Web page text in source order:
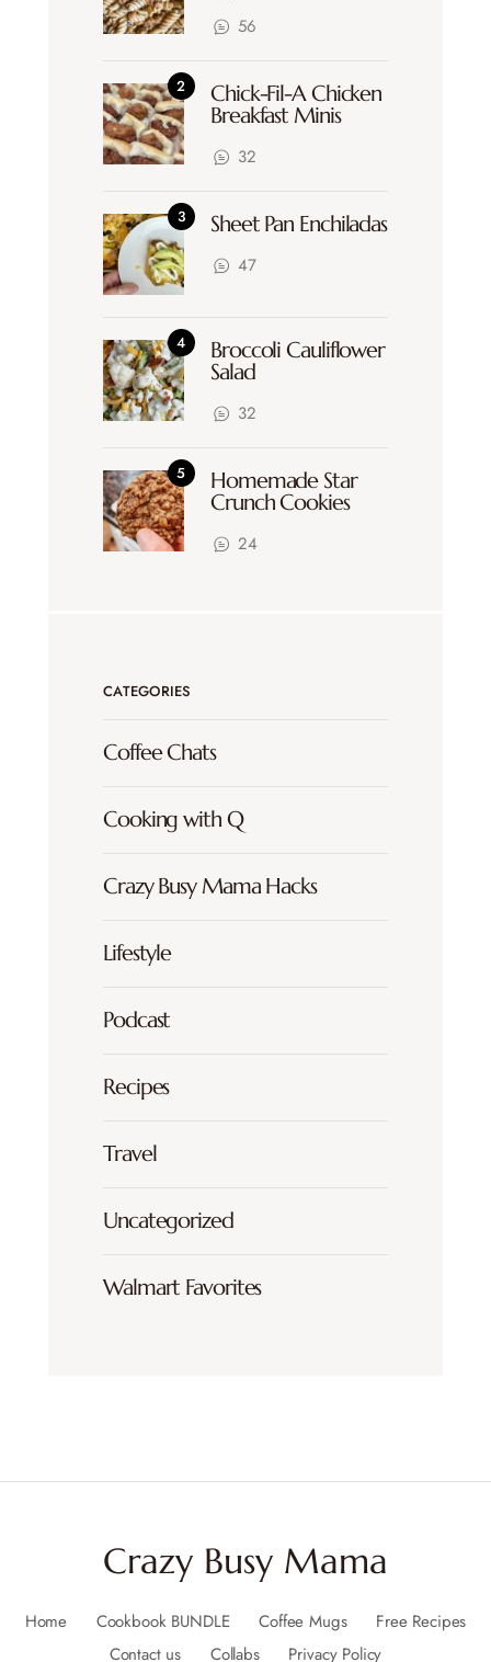
56
Chick-Fil-A Chicken
Breakfast Minis
32
Sheet Pan Enchiladas
47
Broccoli Cauliflower
Salad
32
Homemade Star
Crunch Cookies
24
CATEGORIES
Coffee Chats
Cooking with Q
Crazy Busy Mama Hacks
Lifestyle
Podcast
Recipes
Travel
Uncategorized
Walmart Favorites
Crazy Busy Mama
Home Cookbook BUNDLE Coffee Mugs
Free Recipes
Contact us
Collabs Privacy Policy